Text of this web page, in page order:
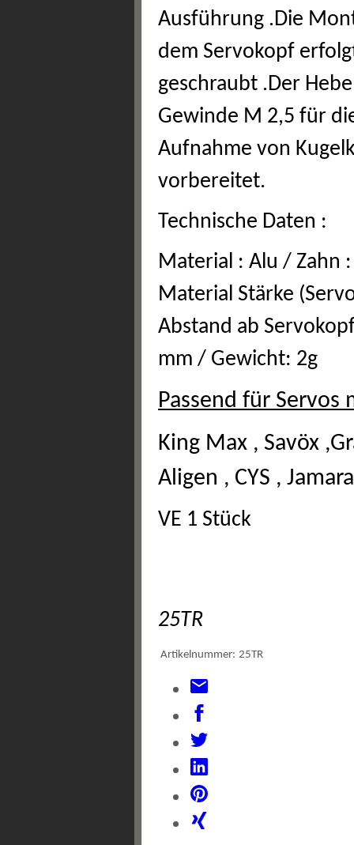
Ausführung .Die
dem Servokopf
geschraubt .Der
Gewinde M 2,5 für
Aufnahme von
vorbereitet.
Technische Daten :
Material : Alu / Zahn
Material Stärke
Abstand ab
mm / Gewicht: 2g
Passend für Servos
King Max , Savöx
Aligen , CYS ,
VE 1 Stück
25TR
Artikelnummer: 25TR